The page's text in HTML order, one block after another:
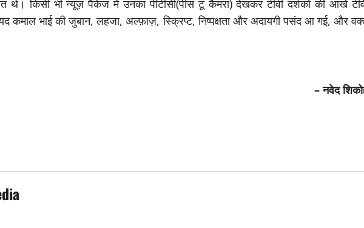
किसी भी न्यूज़ पैकेज में उनका पीटीसी(पीस टू कैमरा) देखकर टीवी दर्शकों की आंखें
कमाल भाई की जुबान, लहजा, अल्फ़ाज़, स्क्रिप्ट, निष्पक्षता और अदायगी पसंद आ गई, और
– नवेद